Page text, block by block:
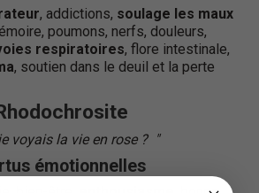
, addictions, soulage les maux
poumons, nerfs, douleurs,
respiratoires, flore intestinale,
, soutien dans le deuil et la perte
voyais la vie en rose ? ""
émotionnelles